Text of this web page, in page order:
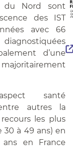
du Nord sont
des IST
avec 66
d’une
santé
autres la
les plus
30 à 49 ans) en
en France